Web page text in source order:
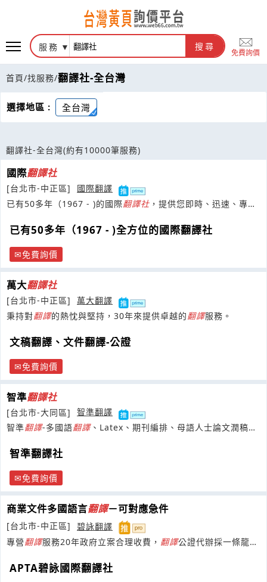
服務 搜尋
免費詢價
首頁/找服務/翻譯社-全台灣
選擇地區 : 全台灣
翻譯社-全台灣(約有10000筆服務)
國際翻譯社
[台北市-中正區]
國際翻譯
已有50多年（1967 - )的國際翻譯社 ，提供您即時、迅速、專
已有50多年（1967 - )全方位的國際翻譯社
免費詢價
萬大翻譯社
[台北市-中正區]
萬大翻譯
秉持對翻譯的熱忱與堅持，30年來提供卓越的翻譯服務。
文稿翻譯、文件翻譯-公證
免費詢價
智準翻譯社
[台北市-大同區]
智準翻譯
智準翻譯-多國語翻譯、Latex、期刊編排、母語人士論文潤稿修
智準翻譯社
免費詢價
商業文件多國語言翻譯－可對應急件
[台北市-中正區]
碧詠翻譯
專營翻譯服務20年政府立案合理收費， 翻譯公證代辦採一條龍服
APTA碧詠國際翻譯社